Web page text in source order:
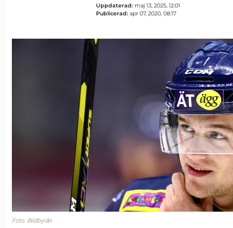
Uppdaterad: maj 13, 2025, 12:01
Publicerad: apr 07, 2020, 08:17
Foto: Bildbyrån